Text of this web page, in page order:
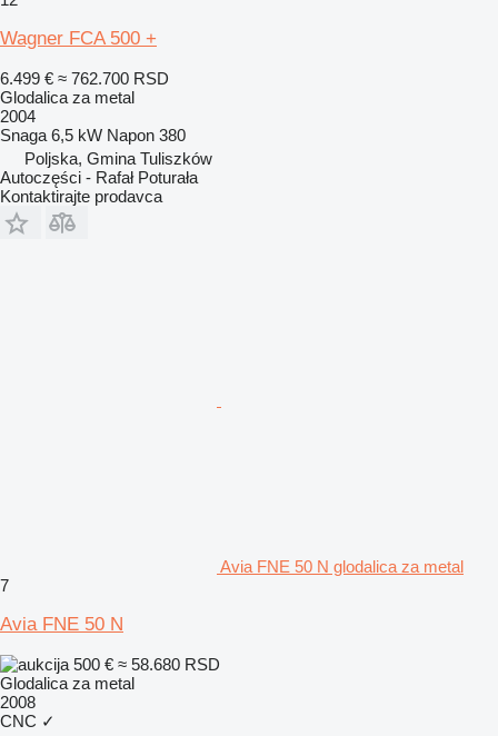
Wagner FCA 500 +
6.499 € ≈ 762.700 RSD
Glodalica za metal
2004
Snaga 6,5 kW Napon 380
Poljska, Gmina Tuliszków
Autoczęści - Rafał Poturała
Kontaktirajte prodavca
Avia FNE 50 N glodalica za metal
7
Avia FNE 50 N
500 € ≈ 58.680 RSD
Glodalica za metal
2008
CNC ✓